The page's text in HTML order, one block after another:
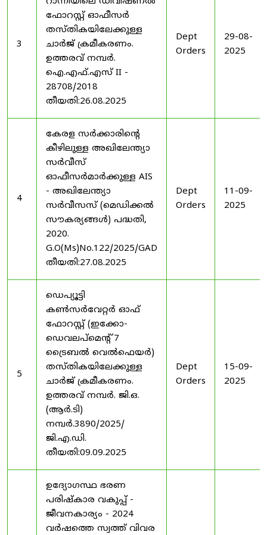
3
ഫോറസ്റ്റ് ഓഫീസർ
തസ്തികയിലേക്കുള്ള
ചാർജ് ക്രമീകരണം.
ഉത്തരവ് നമ്പർ.
ഐ.എഫ്.എസ് II -
28708/2018
തീയതി:26.08.2025
Dept
Orders
29-08-
2025
4
കേരള സർക്കാരിന്റെ
കീഴിലുള്ള അഖിലേന്ത്യാ
സർവീസ്
ഓഫീസർമാർക്കുള്ള AIS
- അഖിലേന്ത്യാ
സർവീസസ് (മെഡിക്കൽ
സൗകര്യങ്ങൾ) പദ്ധതി,
2020.
G.O(Ms)No.122/2025/GAD
തീയതി:27.08.2025
Dept
Orders
11-09-
2025
5
ഡെപ്യൂട്ടി
കൺസർവേറ്റർ ഓഫ്
ഫോറസ്റ്റ് (ഇക്കോ-
ഡെവലപ്മെന്റ് 7
ട്രൈബൽ വെൽഫെയർ)
തസ്തികയിലേക്കുള്ള
ചാർജ് ക്രമീകരണം.
ഉത്തരവ് നമ്പർ. ജി.ഒ.
(ആർ.ടി)
നമ്പർ.3890/2025/
ജി.എ.ഡി.
തീയതി:09.09.2025
Dept
Orders
15-09-
2025
ഉദ്യോഗസ്ഥ ഭരണ
പരിഷ്കാര വകുപ്പ് -
ജീവനകാര്യം - 2024
വർഷത്തെ സ്വത്ത് വിവര